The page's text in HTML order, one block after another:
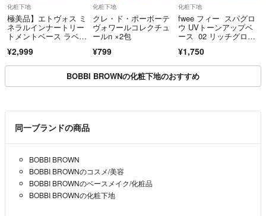
化粧下地
極美品】エトヴォス ミ
ネラルインナートリー
トメントベース ラベン
¥2,999
化粧下地
クレ・ド・ポーボーテ
ヴォワールコレクチュ
ールn ×2包
¥799
化粧下地
fwee フィー スパグロ
ウ UVトーンアップベ
ース 02 リッチグロ
¥1,750
BOBBI BROWNの化粧下地のおすすめ
同一ブランドの商品
BOBBI BROWN
BOBBI BROWNのコスメ/美容
BOBBI BROWNのベースメイク/化粧品
BOBBI BROWNの化粧下地